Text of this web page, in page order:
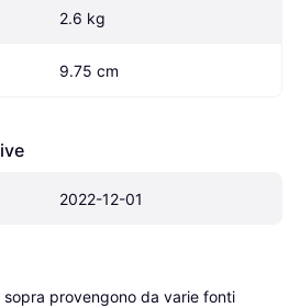
2.6 kg
9.75 cm
2022-12-01
provengono da varie fonti